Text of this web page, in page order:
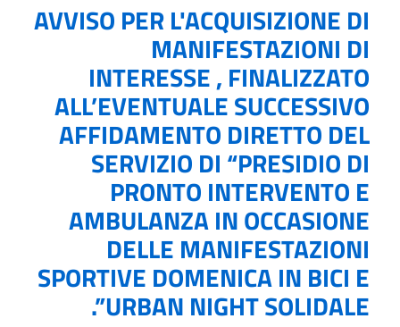
AVVISO PER L'ACQUISIZIONE DI
MANIFESTAZIONI DI
INTERESSE , FINALIZZATO
ALL’EVENTUALE SUCCESSIVO
AFFIDAMENTO DIRETTO DEL
SERVIZIO DI “PRESIDIO DI
PRONTO INTERVENTO E
AMBULANZA IN OCCASIONE
DELLE MANIFESTAZIONI
SPORTIVE DOMENICA IN BICI E
URBAN NIGHT SOLIDALE”.